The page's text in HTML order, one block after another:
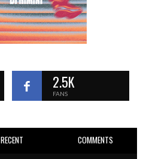
2.5K
FANS
RECENT COMMENTS